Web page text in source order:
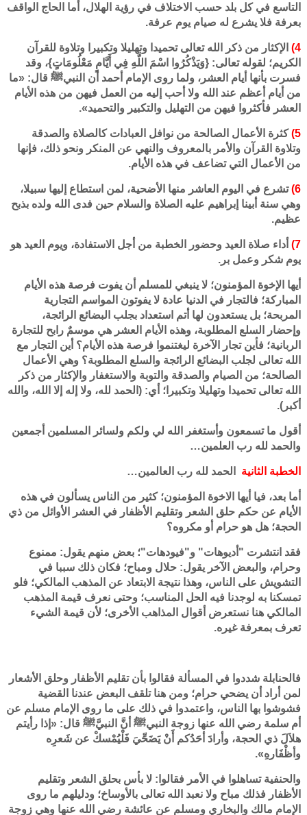
التاسع في كل بلد حسب الاختلاف في رؤية الهلال، أما الحاج الواقف
بعرفة فلا يشرع له صيام يوم عرفة.
4)
الإكثار من ذكر الله تعالى تحميدا وتهليلا وتكبيرا وتلاوة للقرآن
الكريم؛ لقوله تعالى: {وَيَذْكُرُوا اسْمَ اللَّهِ فِي أَيَّامٍ مَعْلُومَاتٍ}، وقد
فسرت بأنها أيام العشر، ولما روى الإمام أحمد أن النبيﷺ قال: «ما
من أيام أعظم عند الله ولا أحب إليه من العمل فيهن من هذه الأيام
العشر فأكثروا فيهن من التهليل والتكبير والتحميد».
5) كثرة الأعمال الصالحة من نوافل العبادات كالصلاة والصدقة
وتلاوة القرآن والأمر بالمعروف والنهي عن المنكر ونحو ذلك، فإنها
من الأعمال التي تضاعف في هذه الأيام.
6) تشرع في اليوم العاشر منها الأضحية، لمن استطاع إليها سبيلا،
وهي سنة أبينا إبراهيم عليه الصلاة والسلام حين فدى الله ولده بذبح
عظيم.
7)
أداء صلاة العيد وحضور الخطبة من أجل الاستفادة، ويوم العيد هو
يوم شكر وعمل بر.
أيها الإخوة المؤمنون؛ لا ينبغي للمسلم أن يفوت فرصة هذه الأيام
المباركة؛ فالتجار في الدنيا عادة لا يفوتون المواسم التجارية
المربحة؛ بل يستعدون لها أتم استعداد بجلب البضائع الرائجة،
وإحضار السلع المطلوبة، وهذه الأيام العشر هي موسمٌ رابح للتجارة
الربانية؛ فأين تجار الآخرة ليغتنموا فرصة هذه الأيام؟ أين التجار مع
الله تعالى لجلب البضائع الرائجة والسلع المطلوبة؟ وهي الأعمال
الصالحة؛ من الصيام والصدقة والتوبة والاستغفار والإكثار من ذكر
الله تعالى تحميدا وتهليلا وتكبيرا؛ أي: (الحمد لله، ولا إله إلا الله، والله
أكبر).
أقول ما تسمعون وأستغفر الله لي ولكم ولسائر المسلمين أجمعين
والحمد لله رب العلمين…
الخطبة الثانية الحمد لله رب العالمين…
أما بعد، فيا أيها الاخوة المؤمنون؛ كثير من الناس يسألون في هذه
الأيام عن حكم حلق الشعر وتقليم الأظفار في العشر الأوائل من ذي
الحجة؛ هل هو حرام أو مكروه؟
فقد انتشرت "أديوهات" و"فيودهات"؛ بعض منهم يقول: ممنوع
وحرام، والبعض الآخر يقول: حلال ومباح؛ فكان ذلك سببا في
التشويش على الناس، وهذا نتيجة الابتعاد عن المذهب المالكي؛ فلو
تمسكنا به لوجدنا فيه الحل المناسب؛ وحتى نعرف قيمة المذهب
المالكي هنا نستعرض أقوال المذاهب الأخرى؛ لأن قيمة الشيء
تعرف بمعرفة غيره.
فالحنابلة شددوا في المسألة فقالوا بأن تقليم الأظفار وحلق الأشعار
لمن أراد أن يضحي حرام؛ ومن هنا تلقف البعض عندنا القضية
فشوشوا بها الناس، واعتمدوا في ذلك على ما روى الإمام مسلم عن
أم سلمة رضي الله عنها زوجة النبيﷺ أنَّ النبيَّﷺ قال: «إذا رأيتم
هلاَلَ ذي الحجة، وأرادَ أحَدُكم أَنْ يَضَحِّيَ فَلْيُمْسكْ عن شَعرِه
وأظْفَارهِ».
والحنفية تساهلوا في الأمر فقالوا: لا بأس بحلق الشعر وتقليم
الأظفار فذلك مباح ولا نعبد الله تعالى بالأوساخ؛ ودليلهم ما روى
الإمام مالك والبخاري ومسلم عن عائشة رضي الله عنها وهي زوجة